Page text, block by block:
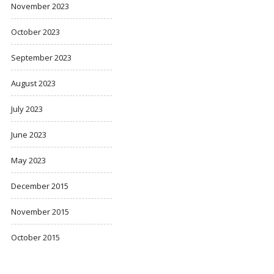
November 2023
October 2023
September 2023
August 2023
July 2023
June 2023
May 2023
December 2015
November 2015
October 2015